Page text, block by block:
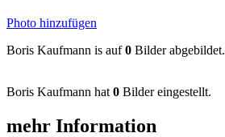
Photo hinzufügen
Boris Kaufmann is auf0 Bilder abgebildet.
Boris Kaufmann hat 0 Bilder eingestellt.
mehr Information